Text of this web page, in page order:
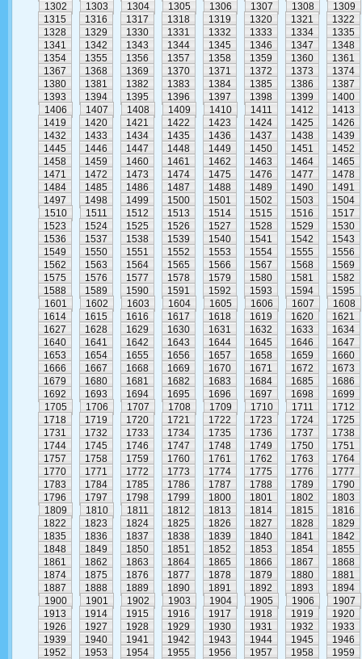
1302
1303 1304 1305 1306 1307 1308
1309
1315
1316 1317 1318 1319 1320 1321
1322
1328
1329 1330 1331 1332 1333 1334
1335
1341
1342 1343 1344 1345 1346 1347
1348
1354
1355 1356 1357 1358 1359 1360
1361
1367
1368 1369 1370 1371 1372 1373
1374
1380
1381 1382 1383 1384 1385 1386
1387
1393
1394 1395 1396 1397 1398 1399
1400
1406
1407 1408 1409 1410 1411 1412
1413
1419
1420 1421 1422 1423 1424 1425
1426
1432
1433 1434 1435 1436 1437 1438
1439
1445
1446 1447 1448 1449 1450 1451
1452
1458
1459 1460 1461 1462 1463 1464
1465
1471
1472 1473 1474 1475 1476 1477
1478
1484
1485 1486 1487 1488 1489 1490
1491
1497
1498 1499 1500 1501 1502 1503
1504
1510
1511 1512 1513 1514 1515 1516
1517
1523
1524 1525 1526 1527 1528 1529
1530
1536
1537 1538 1539 1540 1541 1542
1543
1549
1550 1551 1552 1553 1554 1555
1556
1562
1563 1564 1565 1566 1567 1568
1569
1575
1576 1577 1578 1579 1580 1581
1582
1588
1589 1590 1591 1592 1593 1594
1595
1601
1602 1603 1604 1605 1606 1607
1608
1614
1615 1616 1617 1618 1619 1620
1621
1627
1628 1629 1630 1631 1632 1633
1634
1640
1641 1642 1643 1644 1645 1646
1647
1653
1654 1655 1656 1657 1658 1659
1660
1666
1667 1668 1669 1670 1671 1672
1673
1679
1680 1681 1682 1683 1684 1685
1686
1692
1693 1694 1695 1696 1697 1698
1699
1705
1706 1707 1708 1709 1710 1711
1712
1718
1719 1720 1721 1722 1723 1724
1725
1731
1732 1733 1734 1735 1736 1737
1738
1744
1745 1746 1747 1748 1749 1750
1751
1757
1758 1759 1760 1761 1762 1763
1764
1770
1771 1772 1773 1774 1775 1776
1777
1783
1784 1785 1786 1787 1788 1789
1790
1796
1797 1798 1799 1800 1801 1802
1803
1809
1810 1811 1812 1813 1814 1815
1816
1822
1823 1824 1825 1826 1827 1828
1829
1835
1836 1837 1838 1839 1840 1841
1842
1848
1849 1850 1851 1852 1853 1854
1855
1861
1862 1863 1864 1865 1866 1867
1868
1874
1875 1876 1877 1878 1879 1880
1881
1887
1888 1889 1890 1891 1892 1893
1894
1900
1901 1902 1903 1904 1905 1906
1907
1913
1914 1915 1916 1917 1918 1919
1920
1926
1927 1928 1929 1930 1931 1932
1933
1939
1940 1941 1942 1943 1944 1945
1946
1952
1953 1954 1955 1956 1957 1958
1959